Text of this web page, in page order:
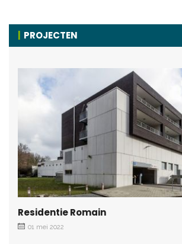
PROJECTEN
Residentie Romain
01 mei 2022